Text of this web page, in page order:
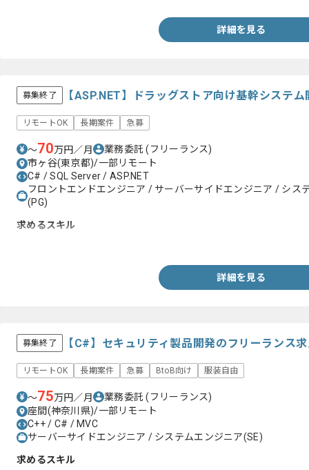
詳細を見る
募集終了 【ASP.NET】ドラッグストア向け基幹システ
リモートOK 長期案件 急募
〜70万円／月 業務委託(フリーランス)
市ヶ谷(東京都)/一部リモート
C# / SQL Server / ASP.NET
フロントエンドエンジニア / サーバーサイドエンジニア / シス
(PG)
求めるスキル
詳細を見る
募集終了 【C#】セキュリティ製品開発のフリーランス
リモートOK 長期案件 急募 BtoB向け 服装自由
〜75万円／月 業務委託(フリーランス)
座間(神奈川県)/一部リモート
C++ / C# / MVC
サーバーサイドエンジニア / システムエンジニア(SE)
求めるスキル